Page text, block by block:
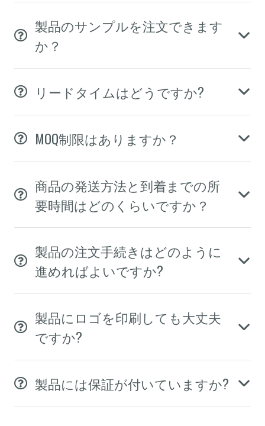
製品のサンプルを注文できます
か？
リードタイムはどうですか?
MOQ制限はありますか？
商品の発送方法と到着までの所
要時間はどのくらいですか？
製品の注文手続きはどのように
進めればよいですか?
製品にロゴを印刷しても大丈夫
ですか?
製品には保証が付いていますか?